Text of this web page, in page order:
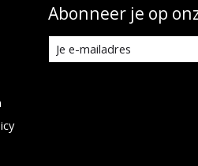
Abonneer je op